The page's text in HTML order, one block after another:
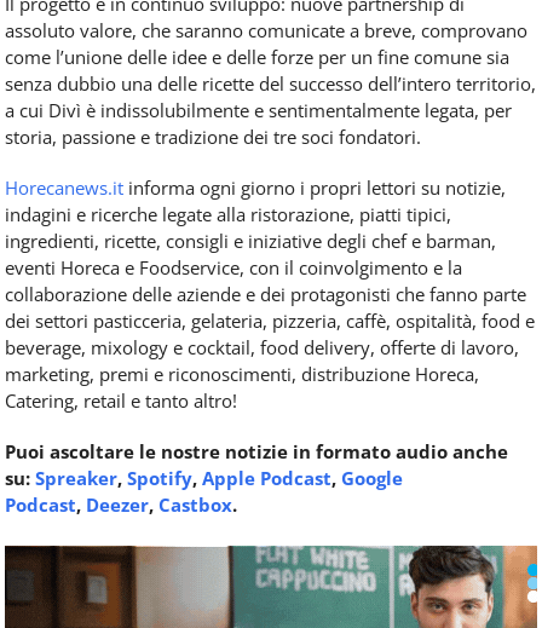
assoluto valore, che saranno comunicate a breve, comprovano
come l’unione delle idee e delle forze per un fine comune sia
senza dubbio una delle ricette del successo dell’intero territorio,
a cui Divì è indissolubilmente e sentimentalmente legata, per
storia, passione e tradizione dei tre soci fondatori.
Horecanews.it informa ogni giorno i propri lettori su notizie,
indagini e ricerche legate alla ristorazione, piatti tipici,
ingredienti, ricette, consigli e iniziative degli chef e barman,
eventi Horeca e Foodservice, con il coinvolgimento e la
collaborazione delle aziende e dei protagonisti che fanno parte
dei settori pasticceria, gelateria, pizzeria, caffè, ospitalità, food e
beverage, mixology e cocktail, food delivery, offerte di lavoro,
marketing, premi e riconoscimenti, distribuzione Horeca,
Catering, retail e tanto altro!
Puoi ascoltare le nostre notizie in formato audio anche
su: Spreaker, Spotify, Apple Podcast, Google
Podcast, Deezer, Castbox.